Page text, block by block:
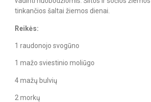
tinkančios šaltai žiemos dienai.
Reikės:
1 raudonojo svogūno
1 mažo sviestinio moliūgo
4 mažų bulvių
2 morkų